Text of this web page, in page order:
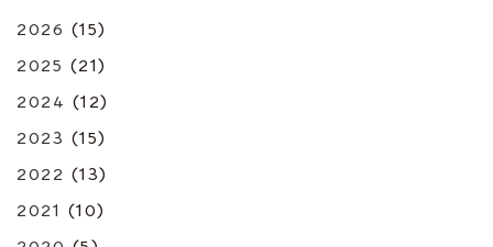
2026 (15)
2025 (21)
2024 (12)
2023 (15)
2022 (13)
2021 (10)